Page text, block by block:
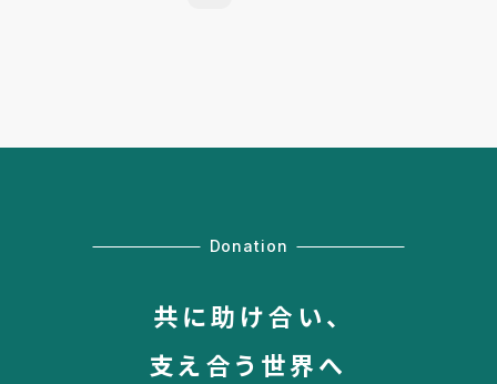
Donation
共に助け合い、
支え合う世界へ